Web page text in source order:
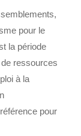
pour le
la période
ressources
à la
pour